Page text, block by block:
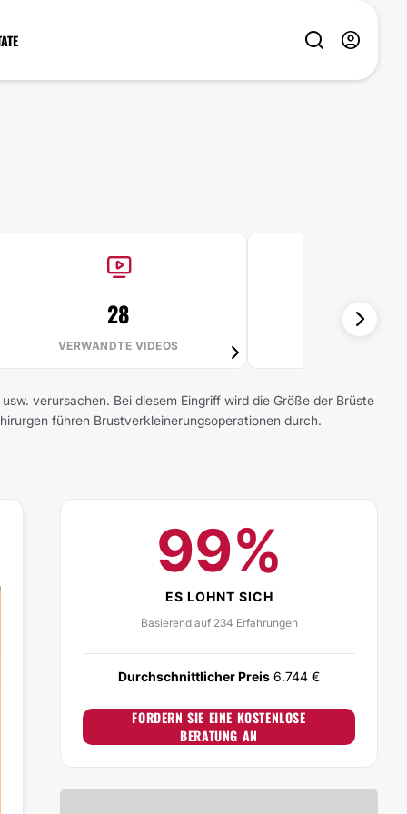
28
VERWANDTE VIDEOS
99%
verursachen. Bei diesem Eingriff wird die Größe der Brüste
führen Brustverkleinerungsoperationen durch.
99%
ES LOHNT SICH
Basierend auf 234 Erfahrungen
Durchschnittlicher Preis 6.744 €
FORDERN SIE EINE KOSTENLOSE
BERATUNG AN